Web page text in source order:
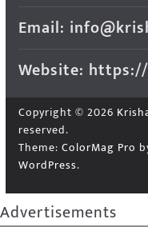
Email:
Website:
Copyright © 2026
reserved.
Theme: ColorMag Pro
WordPress.
Advertisements